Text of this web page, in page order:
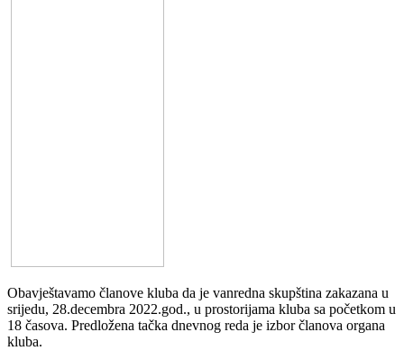
Obavještavamo članove kluba da je vanredna skupština zakazana u
srijedu, 28.decembra 2022.god., u prostorijama kluba sa početkom u
18 časova. Predložena tačka dnevnog reda je izbor članova organa
kluba.